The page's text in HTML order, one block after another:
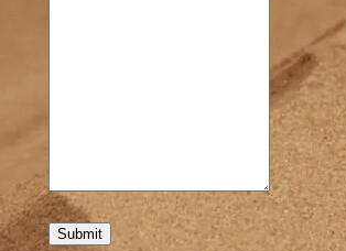
Submit